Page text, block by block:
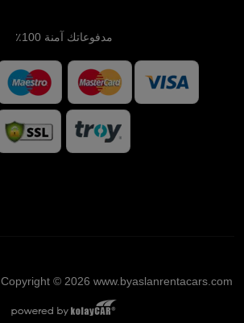
مدفوعاتك آمنة 100٪
Copyright © 2026 www.byaslanrentacars.com - كل الحقوق محفوظة